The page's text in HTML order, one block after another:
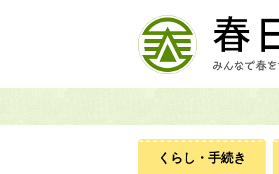
くらし・手続き